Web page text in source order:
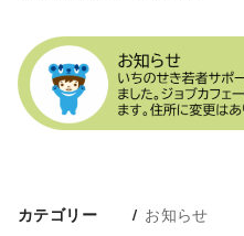
カテゴリー お知らせ